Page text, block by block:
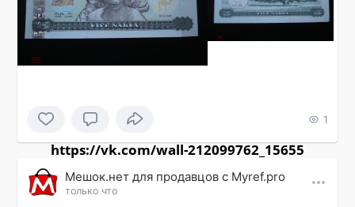
1
https://vk.com/wall-212099762_15655
Мешок.нет для продавцов c Myref.pro
только что